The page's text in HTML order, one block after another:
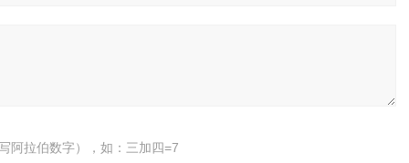
阿拉伯数字），如：三加四=7